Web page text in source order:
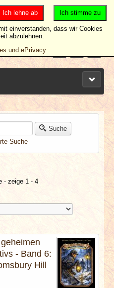
Suche
Suche
- zeige 1 - 4
- Band 6:
Hill
Ich stimme zu
Ich lehne ab
einverstanden, dass wir Cookies
abzulehnen.
und ePrivacy